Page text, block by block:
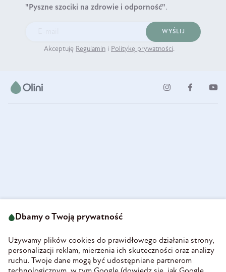
"Pyszne szociki na zdrowie i odporność".
WYŚLIJ
Akceptuję Regulamin i Politykę prywatności.
58-160 Świebodzice
REGON 890213034
INFORMACJE
Dbamy o Twoją prywatność
Używamy plików cookies do prawidłowego działania strony,
personalizacji reklam, mierzenia ich skuteczności oraz analizy
ruchu. Twoje dane mogą być udostępniane partnerom